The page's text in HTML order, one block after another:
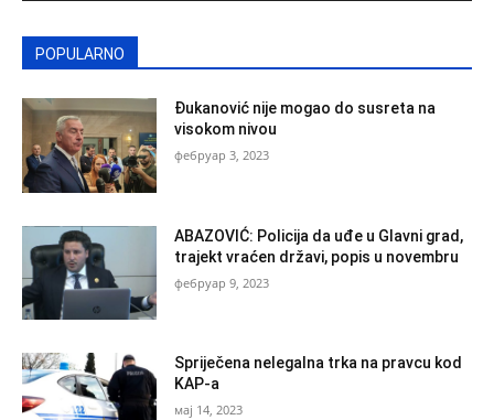
POPULARNO
Đukanović nije mogao do susreta na
visokom nivou
фебруар 3, 2023
ABAZOVIĆ: Policija da uđe u Glavni grad,
trajekt vraćen državi, popis u novembru
фебруар 9, 2023
Spriječena nelegalna trka na pravcu kod
KAP-a
мај 14, 2023